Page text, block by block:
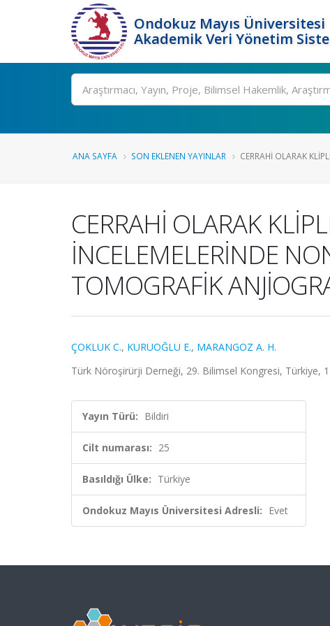
Ondokuz Mayıs Üniversitesi
Akademik Veri Yönetim
Ara
ANA SAYFA SON EKLENEN YAYINLAR CERRAHİ OLARAK
CERRAHİ OLARAK
İNCELEMELERİNDE
TOMOGRAFİK
ÇOKLUK C., KURUOĞLU E., MARANGOZ A. H.
Türk Nöroşirürji Derneği, 29. Bilimsel Kongresi, Türkiye,
Yayın Türü: Bildiri
Cilt numarası: 25
Basıldığı Ülke: Türkiye
Ondokuz Mayıs Üniversitesi Adresli: Evet